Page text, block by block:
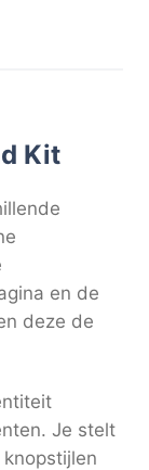
Kit
en de
deze de
Je stelt